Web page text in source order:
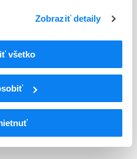
Zobraziť detaily
všetko
TRÁVIACI TRAKT A
TRÁVIACI TRAKT A